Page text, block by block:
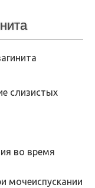
слизистых
во время
мочеиспускании